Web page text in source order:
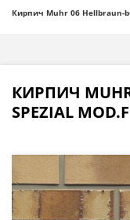
Кирпич Muhr 06 Hellbraun-
КИРПИЧ MUHR
SPEZIAL MOD.F